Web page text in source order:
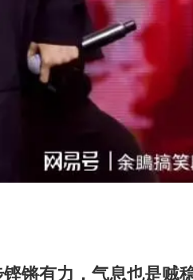
锵有力，气息也是贼稳